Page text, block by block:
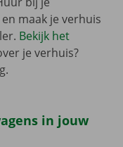
maak je verhuis
Bekijk het
je verhuis?
in jouw